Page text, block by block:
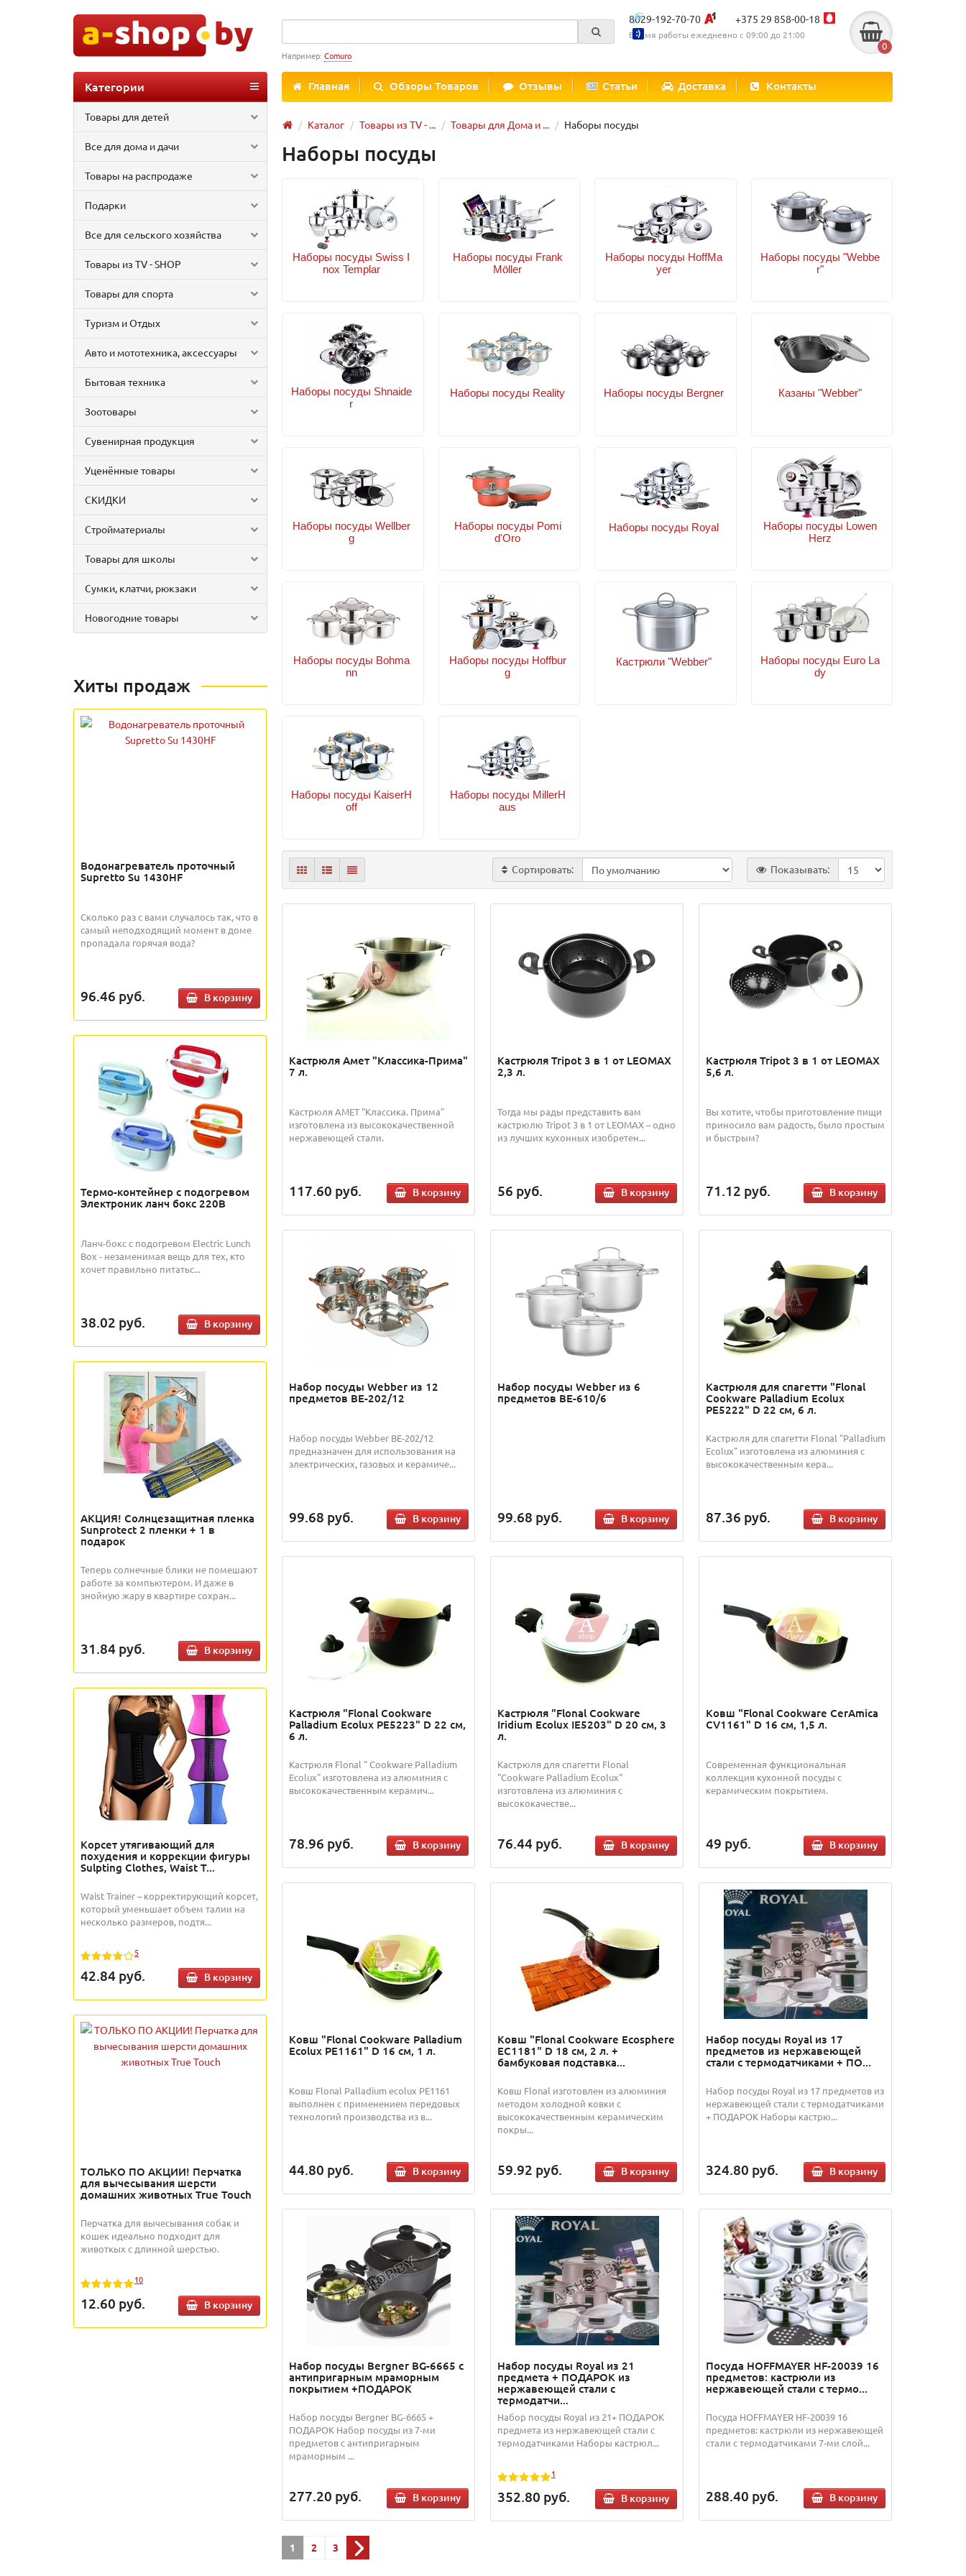
8029-192-70-70 +375 29 858-00-18
Время работы ежедневно с 09:00 до 21:00
0
Например: Comuro
Главная Обзоры Товаров Отзывы Статьи Доставка Контакты
Категории
Товары для детей
Все для дома и дачи
Товары на распродаже
Подарки
Все для сельского хозяйства
Товары из TV - SHOP
Товары для спорта
Туризм и Отдых
Авто и мототехника, аксессуары
Бытовая техника
Зоотовары
Сувенирная продукция
Уценённые товары
СКИДКИ
Стройматериалы
Товары для школы
Сумки, клатчи, рюкзаки
Новогодние товары
Каталог Товары из TV - ... Товары для Дома и ... Наборы посуды
Хиты продаж
Водонагреватель проточный
Supretto Su 1430HF
Сколько раз с вами случалось так, что в
самый неподходящий момент в доме
пропадала горячая вода?
96.46 руб. В корзину
Термо-контейнер с подогревом
Электроник ланч бокс 220В
Ланч-бокс с подогревом Electric Lunch
Box - незаменимая вещь для тех, кто
хочет правильно питатьс...
38.02 руб. В корзину
АКЦИЯ! Солнцезащитная пленка
Sunprotect 2 пленки + 1 в
подарок
Теперь солнечные блики не помешают
работе за компьютером. И даже в
знойную жару в квартире сохран...
31.84 руб. В корзину
Корсет утягивающий для
похудения и коррекции фигуры
Sulpting Clothes, Waist T...
Waist Trainer – корректирующий корсет,
который уменьшает объем талии на
несколько размеров, подтя...
5
42.84 руб. В корзину
ТОЛЬКО ПО АКЦИИ! Перчатка
для вычесывания шерсти
домашних животных True Touch
Перчатка для вычесывания собак и
кошек идеально подходит для
животкых с длинной шерстью.
10
12.60 руб. В корзину
Наборы посуды
Наборы посуды Swiss I
nox Templar
Наборы посуды Frank
Möller
Наборы посуды HoffMa
yer
Наборы посуды "Webbe
r"
Наборы посуды Shnaide
r
Наборы посуды Reality Наборы посуды Bergner Казаны "Webber"
Наборы посуды Wellber
g
Наборы посуды Pomi
d'Oro
Наборы посуды Royal
Наборы посуды Lowen
Herz
Наборы посуды Bohma
nn
Наборы посуды Hoffbur
g
Кастрюли "Webber"
Наборы посуды Euro La
dy
Наборы посуды KaiserH
off
Наборы посуды MillerH
aus
Сортировать: Показывать:
Кастрюля Амет "Классика-Прима"
7 л.
Кастрюля АМЕТ "Классика. Прима"
изготовлена из высококачественной
нержавеющей стали.
117.60 руб. В корзину
Кастрюля Tripot 3 в 1 от LEOMAX
2,3 л.
Тогда мы рады представить вам
кастрюлю Tripot 3 в 1 от LEOMAX – одно
из лучших кухонных изобретен...
56 руб. В корзину
Кастрюля Tripot 3 в 1 от LEOMAX
5,6 л.
Вы хотите, чтобы приготовление пищи
приносило вам радость, было простым
и быстрым?
71.12 руб. В корзину
Набор посуды Webber из 12
предметов ВЕ-202/12
Набор посуды Webber BE-202/12
предназначен для использования на
электрических, газовых и керамиче...
99.68 руб. В корзину
Набор посуды Webber из 6
предметов BE-610/6
99.68 руб. В корзину
Кастрюля для спагетти "Flonal
Cookware Palladium Ecolux
PE5222" D 22 см, 6 л.
Кастрюля для спагетти Flonal "Palladium
Ecolux" изготовлена из алюминия с
высококачественным кера...
87.36 руб. В корзину
Кастрюля "Flonal Cookware
Palladium Ecolux PE5223" D 22 см,
6 л.
Кастрюля Flonal " Cookware Palladium
Ecolux" изготовлена из алюминия с
высококачественным керамич...
78.96 руб. В корзину
Кастрюля "Flonal Cookware
Iridium Ecolux IE5203" D 20 см, 3
л.
Кастрюля для спагетти Flonal
"Cookware Palladium Ecolux"
изготовлена из алюминия с
высококачестве...
76.44руб. В корзину
Ковш "Flonal Cookware CerAmica
CV1161" D 16 см, 1,5 л.
Современная функциональная
коллекция кухонной посуды с
керамическим покрытием.
49 руб. В корзину
Ковш "Flonal Cookware Palladium
Ecolux PE1161" D 16 см, 1 л.
Ковш Flonal Palladium ecolux PE1161
выполнен с применением передовых
технологий производства из в...
44.80 руб. В корзину
Ковш "Flonal Cookware Ecosphere
EC1181" D 18 см, 2 л. +
бамбуковая подставка...
Ковш Flonal изготовлен из алюминия
методом холодной ковки с
высококачественным керамическим
покры...
59.92 руб. В корзину
Набор посуды Royal из 17
предметов из нержавеющей
стали с термодатчиками + ПО...
Набор посуды Royal из 17 предметов из
нержавеющей стали с термодатчиками
+ ПОДАРОК Наборы кастрю...
324.80 руб. В корзину
Набор посуды Bergner BG-6665 с
антипригарным мраморным
покрытием +ПОДАРОК
Набор посуды Bergner BG-6665 +
ПОДАРОК Набор посуды из 7-ми
предметов с антипригарным
мраморным ...
277.20 руб. В корзину
Набор посуды Royal из 21
предмета + ПОДАРОК из
нержавеющей стали с
термодатчи...
Набор посуды Royal из 21+ ПОДАРОК
предмета из нержавеющей стали с
термодатчиками Наборы кастрюл...
1
352.80 руб. В корзину
Посуда HOFFMAYER HF-20039 16
предметов: кастрюли из
нержавеющей стали с термо...
Посуда HOFFMAYER HF-20039 16
предметов: кастрюли из нержавеющей
стали с термодатчиками 7-ми слой...
288.40 руб. В корзину
1 2 3